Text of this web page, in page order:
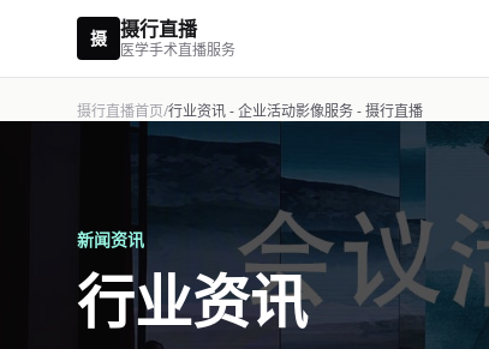
摄 摄行直播
医学手术直播服务
摄行直播首页/行业资讯 - 企业活动影像服务 - 摄行直播
新闻资讯
行业资讯